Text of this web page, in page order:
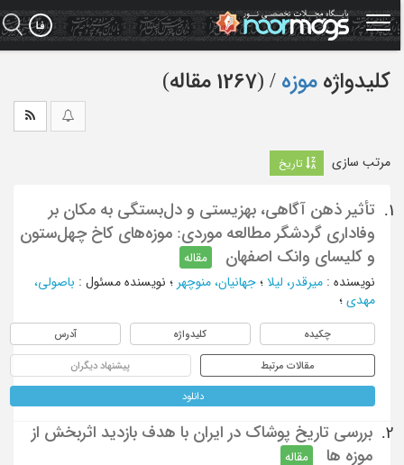
کلیدواژه موزه ‏/ (1267 مقاله)
مرتب سازی تاریخ
1.
تأثیر ذهن آگاهی، بهزیستی و دل‌بستگی به مکان بر
وفاداری گردشگر مطالعه موردی: موزه‌های کاخ چهل‌ستون
و کلیسای وانک اصفهان
مقاله
نویسنده: میرقدر، لیلا؛ جهانیان، منوچهر؛ نویسنده مسئول : باصولی،
مهدی؛
چکیده کلیدواژه آدرس
مقالات مرتبط پیشنهاد دیگران
دانلود
2.
بررسی تاریخ پوشاک در ایران با هدف بازدید اثربخش از
موزه ها
مقاله